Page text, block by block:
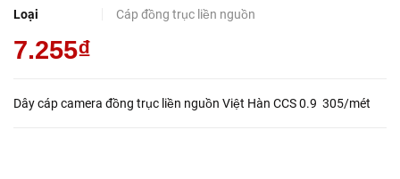
Loại
Cáp đồng trục liền nguồn
7.255₫
Dây cáp camera đồng trục liền nguồn Việt Hàn CCS 0.9 305/mét